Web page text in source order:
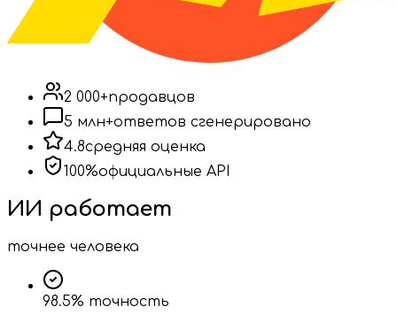
2 000+продавцов
5 млн+ответов сгенерировано
4.8средняя оценка
100%официальные API
ИИ работает
точнее человека
98.5% точность